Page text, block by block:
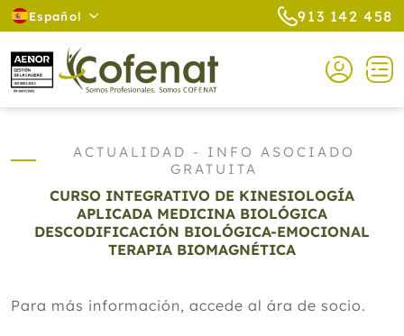
Español 913 142 458
ACTUALIDAD - INFO ASOCIADO
GRATUITA
CURSO INTEGRATIVO DE KINESIOLOGÍA
APLICADA MEDICINA BIOLÓGICA
DESCODIFICACIÓN BIOLÓGICA-EMOCIONAL
TERAPIA BIOMAGNÉTICA
Para más información, accede al ára de socio.